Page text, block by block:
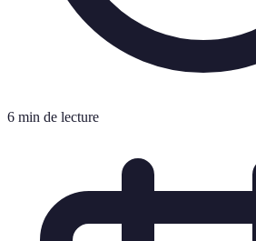
6 min de lecture